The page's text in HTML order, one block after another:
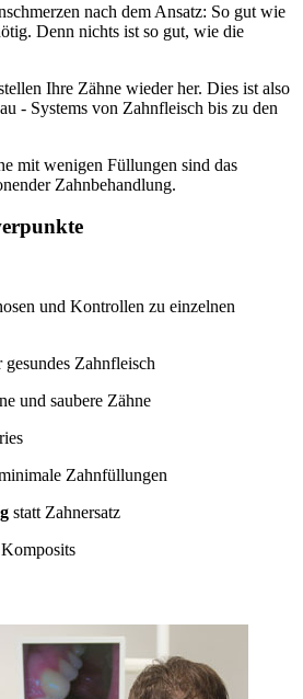
nach dem Ansatz: So gut wie
Denn nichts ist so gut, wie die
Ihre Zähne wieder her. Dies ist also
- Systems von Zahnfleisch bis zu den
mit wenigen Füllungen sind das
Zahnbehandlung.
und Kontrollen zu einzelnen
gesundes Zahnfleisch
und saubere Zähne
Zahnfüllungen
statt Zahnersatz